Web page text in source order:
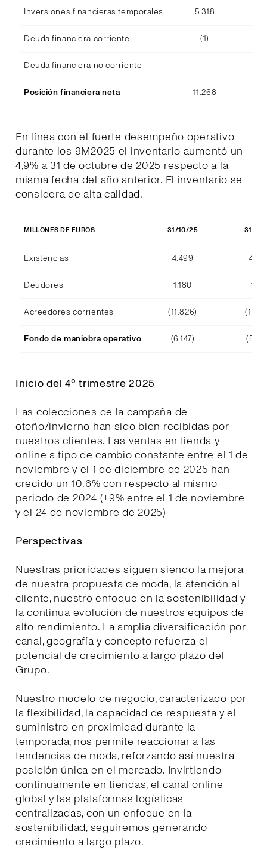
Inversiones financieras temporales 5.318
Deuda financiera corriente (1)
Deuda financiera no corriente -
Posición financiera neta 11.268
En línea con el fuerte desempeño operativo
durante los 9M2025 el inventario aumentó un
4,9% a 31 de octubre de 2025 respecto a la
misma fecha del año anterior. El inventario se
considera de alta calidad.
MILLONES DE EUROS 31/10/25 31/
Existencias 4.499
Deudores 1.180
Acreedores corrientes (11.826)
Fondo de maniobra operativo (6.147)
Inicio del 4º trimestre 2025
Las colecciones de la campaña de
otoño/invierno han sido bien recibidas por
nuestros clientes. Las ventas en tienda y
online a tipo de cambio constante entre el 1 de
noviembre y el 1 de diciembre de 2025 han
crecido un 10.6% con respecto al mismo
periodo de 2024 (+9% entre el 1 de noviembre
y el 24 de noviembre de 2025)
Perspectivas
Nuestras prioridades siguen siendo la mejora
de nuestra propuesta de moda, la atención al
cliente, nuestro enfoque en la sostenibilidad y
la continua evolución de nuestros equipos de
alto rendimiento. La amplia diversificación por
canal, geografía y concepto refuerza el
potencial de crecimiento a largo plazo del
Grupo.
Nuestro modelo de negocio, caracterizado por
la flexibilidad, la capacidad de respuesta y el
suministro en proximidad durante la
temporada, nos permite reaccionar a las
tendencias de moda, reforzando así nuestra
posición única en el mercado. Invirtiendo
continuamente en tiendas, el canal online
global y las plataformas logísticas
centralizadas, con un enfoque en la
sostenibilidad, seguiremos generando
crecimiento a largo plazo.